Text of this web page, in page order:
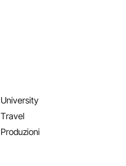
University
Travel
Produzioni